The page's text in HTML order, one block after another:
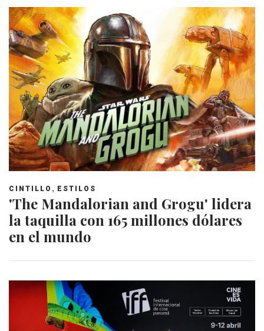
CINTILLO , ESTILOS
'The Mandalorian and Grogu' lidera
la taquilla con 165 millones dólares
en el mundo